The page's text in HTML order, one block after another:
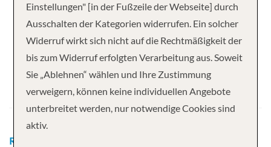
Ihre Kreuzfahrt
22 Nächte HANSEATIC inspiration
26.11.2027
Route
Einstellungen" [in der Fußzeile der Webseite] durch
Ausschalten der Kategorien widerrufen. Ein solcher
Widerruf wirkt sich nicht auf die Rechtmäßigkeit der
bis zum Widerruf erfolgten Verarbeitung aus. Soweit
Sie „Ablehnen“ wählen und Ihre Zustimmung
verweigern, können keine individuellen Angebote
unterbreitet werden, nur notwendige Cookies sind
aktiv.